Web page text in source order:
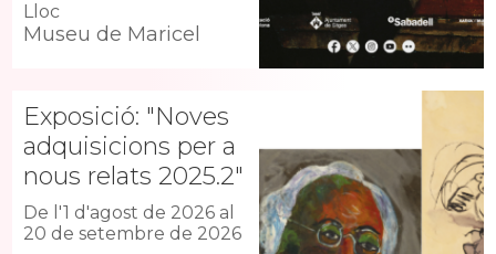
Lloc
Museu de Maricel
Exposició: "Noves
adquisicions per a
nous relats 2025.2"
De l'1 d'agost de 2026 al
20 de setembre de 2026